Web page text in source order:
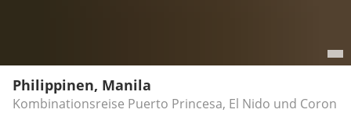
Philippinen, Manila
Kombinationsreise Puerto Princesa, El Nido und Coron